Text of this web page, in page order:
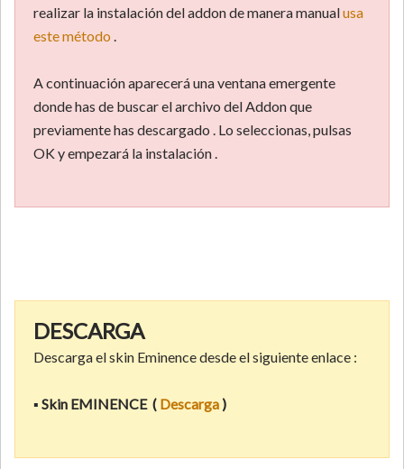
realizar la instalación del addon de manera manualusa
este método
A continuación aparecerá una ventana emergente
donde has de buscar el archivo del Addon que
previamente has descargado . Lo seleccionas, pulsas
OK y empezará la instalación .
DESCARGA
Descarga el skin Eminence desde el siguiente enlace :
▪ Skin EMINENCE( Descarga )